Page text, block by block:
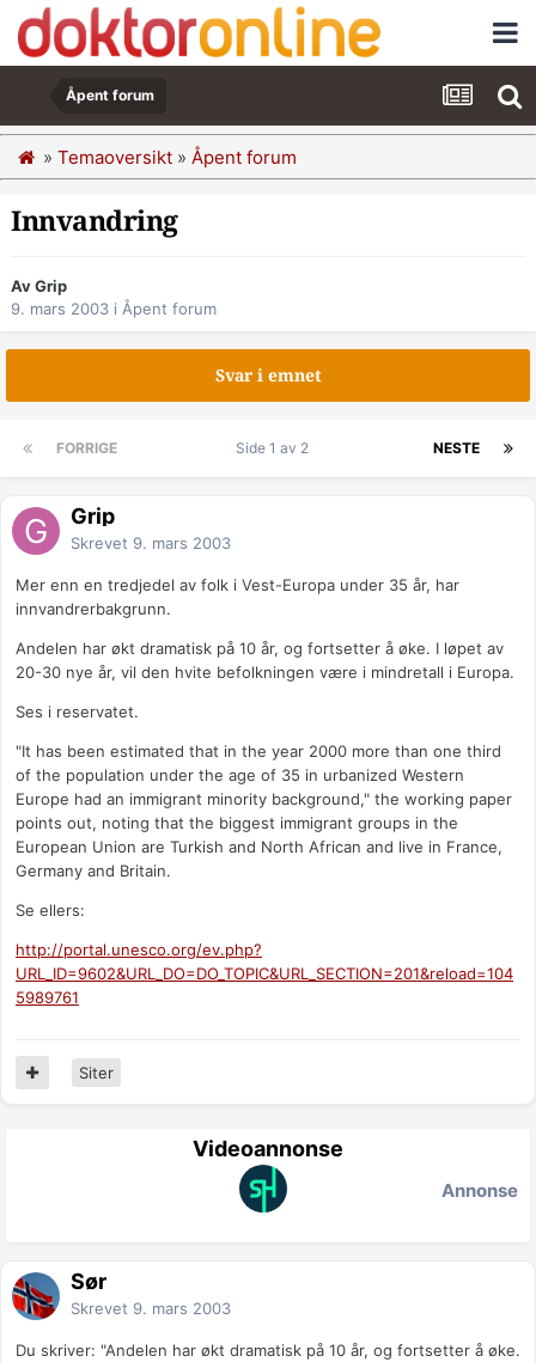
Åpent forum
» Temaoversikt » Åpent forum
Innvandring
Av Grip
9. mars 2003 i Åpent forum
Svar i emnet
FORRIGE NESTE
Side 1 av 2
Grip
Skrevet 9. mars 2003
Mer enn en tredjedel av folk i Vest-Europa under 35 år, har
innvandrerbakgrunn.
Andelen har økt dramatisk på 10 år, og fortsetter å øke. I løpet av
20-30 nye år, vil den hvite befolkningen være i mindretall i Europa.
Ses i reservatet.
"It has been estimated that in the year 2000 more than one third
of the population under the age of 35 in urbanized Western
Europe had an immigrant minority background," the working paper
points out, noting that the biggest immigrant groups in the
European Union are Turkish and North African and live in France,
Germany and Britain.
Se ellers:
http://portal.unesco.org/ev.php?
URL_ID=9602&URL_DO=DO_TOPIC&URL_SECTION=201&reload=104
5989761
Siter
Videoannonse
Annonse
Sør
Skrevet 9. mars 2003
Du skriver: "Andelen har økt dramatisk på 10 år, og fortsetter å øke.